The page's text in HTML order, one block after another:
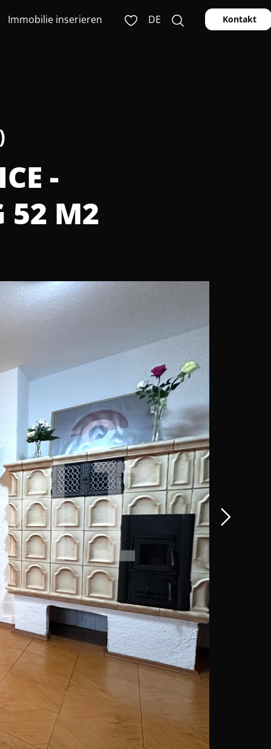
Immobilie inserieren DE Kontakt
-
52 M2